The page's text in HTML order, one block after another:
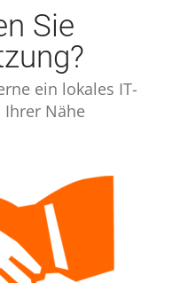
Sie
ein lokales IT-
Nähe